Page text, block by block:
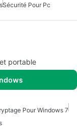
Sécurité Pour Pc
portable
Pour Windows 7